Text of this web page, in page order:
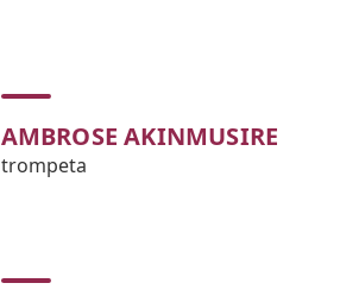
AMBROSE AKINMUSIRE
trompeta